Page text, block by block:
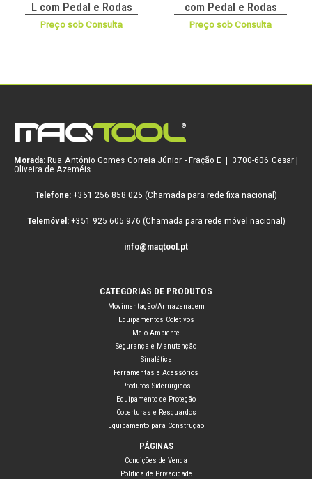
L com Pedal e Rodas
Preço sob Consulta
com Pedal e Rodas
Preço sob Consulta
Morada: Rua António Gomes Correia Júnior - Fração E | 3700-606 Cesar |
Oliveira de Azeméis
Telefone: +351 256 858 025 (Chamada para rede fixa nacional)
Telemóvel:+351 925 605 976 (Chamada para rede móvel nacional)
info@maqtool.pt
CATEGORIAS DE PRODUTOS
Movimentação/Armazenagem
Equipamentos Coletivos
Meio Ambiente
Segurança e Manutenção
Sinalética
Ferramentas e Acessórios
Produtos Siderúrgicos
Equipamento de Proteção
Coberturas e Resguardos
Equipamento para Construção
PÁGINAS
Condições de Venda
Politica de Privacidade